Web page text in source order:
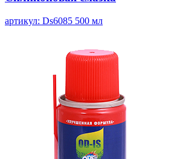
артикул: Ds6085 500 мл